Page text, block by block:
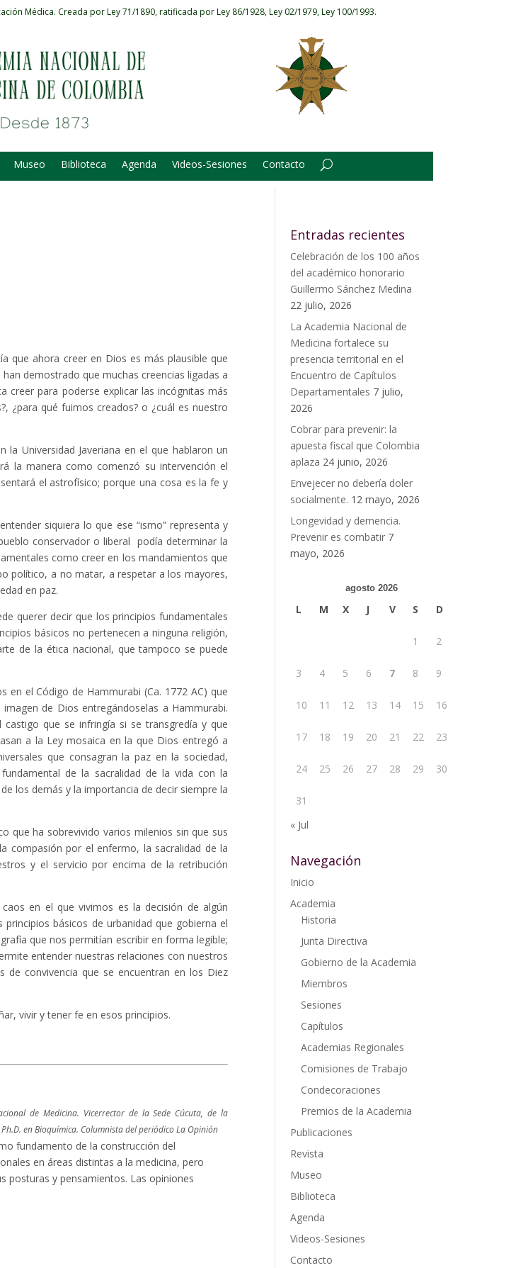
Médica. Creada por Ley 71/1890, ratificada por Ley 86/1928, Ley 02/1979, Ley 100/1993.
Museo Biblioteca Agenda Videos-Sesiones Contacto
que ahora creer en Dios es más plausible que
demostrado que muchas creencias ligadas a
creer para poderse explicar las incógnitas más
¿para qué fuimos creados? o ¿cuál es nuestro
Universidad Javeriana en el que hablaron un
la manera como comenzó su intervención el
el astrofísico; porque una cosa es la fe y
siquiera lo que ese “ismo” representa y
conservador o liberal podía determinar la
como creer en los mandamientos que
político, a no matar, a respetar a los mayores,
en paz.
querer decir que los principios fundamentales
básicos no pertenecen a ninguna religión,
de la ética nacional, que tampoco se puede
en el Código de Hammurabi (Ca. 1772 AC) que
de Dios entregándoselas a Hammurabi.
que se infringía si se transgredía y que
a la Ley mosaica en la que Dios entregó a
que consagran la paz en la sociedad,
de la sacralidad de la vida con la
los demás y la importancia de decir siempre la
que ha sobrevivido varios milenios sin que sus
compasión por el enfermo, la sacralidad de la
y el servicio por encima de la retribución
en el que vivimos es la decisión de algún
básicos de urbanidad que gobierna el
que nos permitían escribir en forma legible;
entender nuestras relaciones con nuestros
de convivencia que se encuentran en los Diez
vivir y tener fe en esos principios.
de Medicina. Vicerrector de la Sede Cúcuta, de la
en Bioquímica. Columnista del periódico La Opinión
fundamento de la construcción del
en áreas distintas a la medicina, pero
posturas y pensamientos. Las opiniones
Entradas recientes
Celebración de los 100 años
del académico honorario
Guillermo Sánchez Medina
22 julio, 2026
La Academia Nacional de
Medicina fortalece su
presencia territorial en el
Encuentro de Capítulos
Departamentales 7 julio,
2026
Cobrar para prevenir: la
apuesta fiscal que Colombia
aplaza 24 junio, 2026
Envejecer no debería doler
socialmente. 12 mayo, 2026
Longevidad y demencia.
Prevenir es combatir 7
mayo, 2026
agosto 2026
L M X J V S D
1 2
3 4 5 6 7 8 9
10 11 12 13 14 15 16
17 18 19 20 21 22 23
24 25 26 27 28 29 30
31
« Jul
Navegación
Inicio
Academia
Historia
Junta Directiva
Gobierno de la Academia
Miembros
Sesiones
Capítulos
Academias Regionales
Comisiones de Trabajo
Condecoraciones
Premios de la Academia
Publicaciones
Revista
Museo
Biblioteca
Agenda
Videos-Sesiones
Contacto